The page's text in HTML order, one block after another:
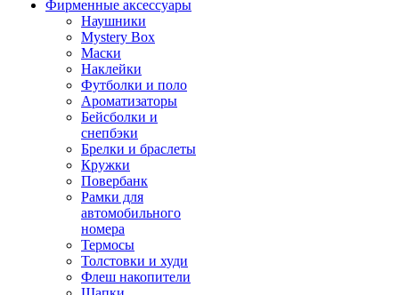
Фирменные аксессуары
Наушники
Mystery Box
Маски
Наклейки
Футболки и поло
Ароматизаторы
Бейсболки и
снепбэки
Брелки и браслеты
Кружки
Повербанк
Рамки для
автомобильного
номера
Термосы
Толстовки и худи
Флеш накопители